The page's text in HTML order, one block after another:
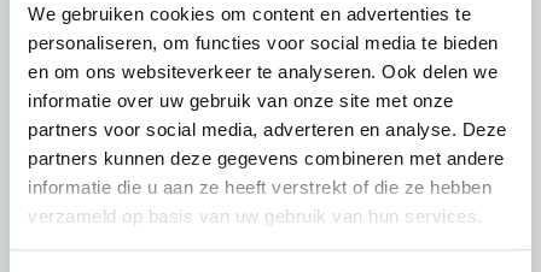
We gebruiken cookies om content en advertenties te
personaliseren, om functies voor social media te bieden
en om ons websiteverkeer te analyseren. Ook delen we
informatie over uw gebruik van onze site met onze
partners voor social media, adverteren en analyse. Deze
partners kunnen deze gegevens combineren met andere
informatie die u aan ze heeft verstrekt of die ze hebben
verzameld op basis van uw gebruik van hun services.
ACHTERNAAM